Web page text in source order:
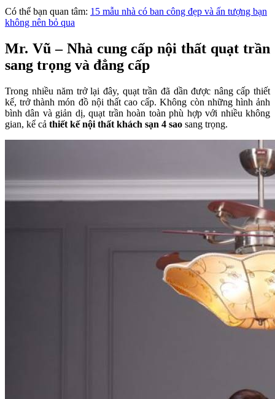
Có thể bạn quan tâm: 15 mẫu nhà có ban công đẹp và ấn tượng bạn
không nên bỏ qua
Mr. Vũ – Nhà cung cấp nội thất quạt trần
sang trọng và đẳng cấp
Trong nhiều năm trở lại đây, quạt trần đã dần được nâng cấp thiết
kế, trở thành món đồ nội thất cao cấp. Không còn những hình ảnh
bình dân và giản dị, quạt trần hoàn toàn phù hợp với nhiều không
gian, kể cả thiết kế nội thất khách sạn 4 sao sang trọng.